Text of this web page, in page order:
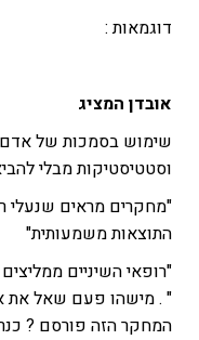
דוגמאות :
אובדן המציג
שימוש בסמכות של
וסטטיסטיקות מבלי
"מחקרים מראים שנעלי
התוצאות משמעותית"
"רופאי השיניים
" . מישהו פעם שאל את
המחקר הזה פורסם ?